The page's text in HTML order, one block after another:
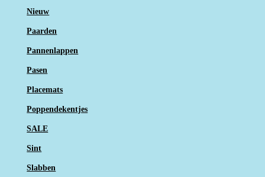
Nieuw
Paarden
Pannenlappen
Pasen
Placemats
Poppendekentjes
SALE
Sint
Slabben